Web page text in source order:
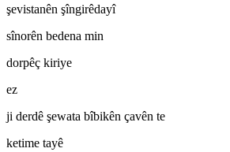
şevistanên şîngirêdayî
sînorên bedena min
dorpêç kiriye
ez
ji derdê şewata bîbikên çavên te
ketime tayê